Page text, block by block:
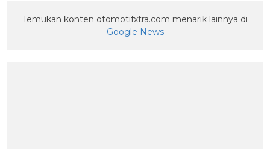
Temukan konten otomotifxtra.com menarik lainnya di
Google News